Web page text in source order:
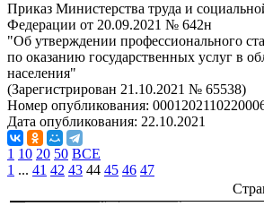
Приказ Министерства труда и
Федерации от 20.09.2021 № 642н
"Об утверждении профессионального
по оказанию государственных услуг в
населения"
(Зарегистрирован 21.10.2021 № 65538)
Номер опубликования:
Дата опубликования: 22.10.2021
1 10 20 50 ВСЕ
1 ... 41 42 43 44 45 46 47